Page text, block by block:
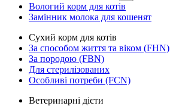
Вологий корм для котів
Замінник молока для кошенят
Сухий корм для котів
За способом життя та віком (FHN)
За породою (FBN)
Для стерилізованих
Особливі потреби (FCN)
Ветеринарні дієти